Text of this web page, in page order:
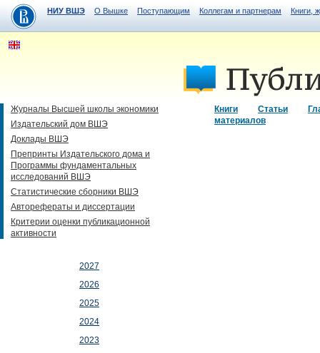
НИУ ВШЭ О Вышке Поступающим Коллегам и партнерам Книги,
Книги Статьи
материалов
Журналы Высшей школы экономики
Издательский дом ВШЭ
Доклады ВШЭ
Препринты Издательского дома и
Программы фундаментальных
исследований ВШЭ
Статистические сборники ВШЭ
Авторефераты и диссертации
Критерии оценки публикационной
активности
2027
2026
2025
2024
2023